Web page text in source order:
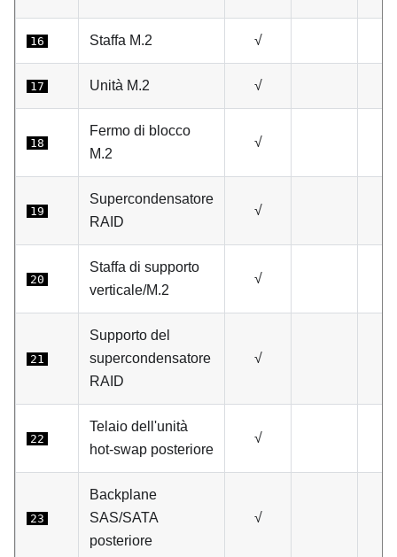
16 Staffa M.2 √
17 Unità M.2 √
18
Fermo di blocco
M.2
√
19
Supercondensatore
RAID
√
20
Staffa di supporto
verticale/M.2
√
21
Supporto del
supercondensatore
RAID
√
22
Telaio dell'unità
hot-swap posteriore
√
23
Backplane
SAS/SATA
posteriore
√